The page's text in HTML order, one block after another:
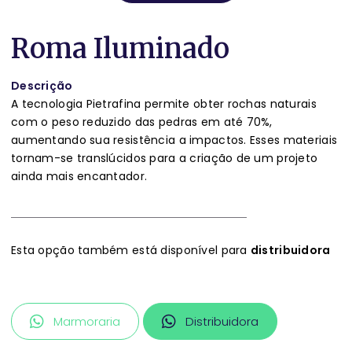
Roma Iluminado
Descrição
A tecnologia Pietrafina permite obter rochas naturais
com o peso reduzido das pedras em até 70%,
aumentando sua resistência a impactos. Esses materiais
tornam-se translúcidos para a criação de um projeto
ainda mais encantador.
Esta opção também está disponível para distribuidora
Marmoraria Distribuidora